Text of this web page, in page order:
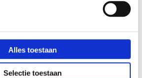
Alles toestaan
Selectie toestaan